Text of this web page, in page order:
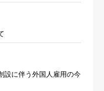
設に伴う外国人雇用の今